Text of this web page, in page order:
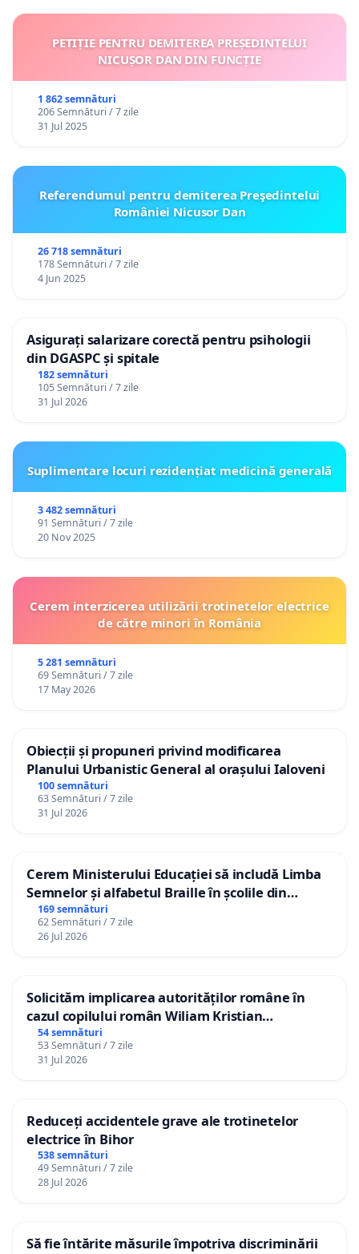
PETIȚIE PENTRU DEMITEREA PREȘEDINTELUI
NICUȘOR DAN DIN FUNCȚIE
1 862 semnături
206 Semnături / 7 zile
31 Jul 2025
Referendumul pentru demiterea Preşedintelui
României Nicusor Dan
26 718 semnături
178 Semnături / 7 zile
4 Jun 2025
Asigurați salarizare corectă pentru psihologii
din DGASPC și spitale
182 semnături
105 Semnături / 7 zile
31 Jul 2026
Suplimentare locuri rezidențiat medicină generală
3 482 semnături
91 Semnături / 7 zile
20 Nov 2025
Cerem interzicerea utilizării trotinetelor electrice
de către minori în România
5 281 semnături
69 Semnături / 7 zile
17 May 2026
Obiecții și propuneri privind modificarea
Planului Urbanistic General al orașului Ialoveni
100 semnături
63 Semnături / 7 zile
31 Jul 2026
Cerem Ministerului Educației să includă Limba
Semnelor și alfabetul Braille în școlile din
Republica Moldova!
169 semnături
62 Semnături / 7 zile
26 Jul 2026
Solicităm implicarea autorităților române în
cazul copilului român Wiliam Kristian
Gheorghe, aflat în plasament în Danemarca de
12 ani
54 semnături
53 Semnături / 7 zile
31 Jul 2026
Reduceți accidentele grave ale trotinetelor
electrice în Bihor
538 semnături
49 Semnături / 7 zile
28 Jul 2026
Să fie întărite măsurile împotriva discriminării